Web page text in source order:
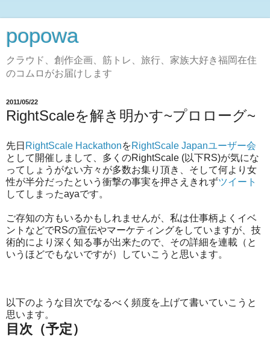
popowa
クラウド、創作企画、筋トレ、旅行、家族大好き福岡在住
のコムロがお届けします
2011/05/22
RightScaleを解き明かす~プロローグ~
先日 RightScale HackathonをRightScale Japanユーザー会
として開催しまして、多くのRightScale (以下RS)が気にな
ってしょうがない方々が多数お集り頂き、そして何より女
性が半分だったという衝撃の事実を押さえきれずツイート
してしまったayaです。
ご存知の方もいるかもしれませんが、私は仕事柄よくイベ
ントなどでRSの宣伝やマーケティングをしていますが、技
術的により深く知る事が出来たので、その詳細を連載（と
いうほどでもないですが）していこうと思います。
以下のような目次でなるべく頻度を上げて書いていこうと
思います。
目次（予定）